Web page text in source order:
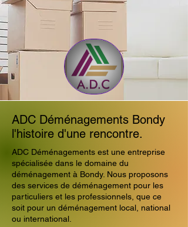
ADC Déménagements Bondy
l'histoire d'une rencontre.
ADC Déménagements est une entreprise
spécialisée dans le domaine du
déménagement à Bondy. Nous proposons
des services de déménagement pour les
particuliers et les professionnels, que ce
soit pour un déménagement local, national
ou international.